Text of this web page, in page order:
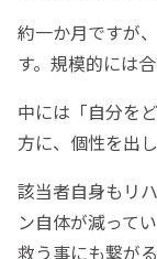
約一か月ですが
す。規模的には
中には「自分を
方に、個性を出
該当者自身もリ
ン自体が減って
救う事にも繋が